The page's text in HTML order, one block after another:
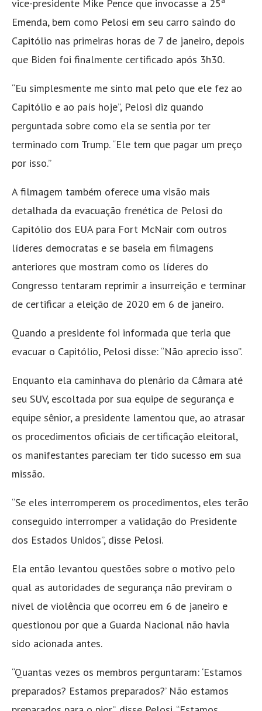
vice-presidente Mike Pence que invocasse a 25ª
Emenda, bem como Pelosi em seu carro saindo do
Capitólio nas primeiras horas de 7 de janeiro, depois
que Biden foi finalmente certificado após 3h30.
“Eu simplesmente me sinto mal pelo que ele fez ao
Capitólio e ao país hoje”, Pelosi diz quando
perguntada sobre como ela se sentia por ter
terminado com Trump. “Ele tem que pagar um preço
por isso.”
A filmagem também oferece uma visão mais
detalhada da evacuação frenética de Pelosi do
Capitólio dos EUA para Fort McNair com outros
líderes democratas e se baseia em filmagens
anteriores que mostram como os líderes do
Congresso tentaram reprimir a insurreição e terminar
de certificar a eleição de 2020 em 6 de janeiro.
Quando a presidente foi informada que teria que
evacuar o Capitólio, Pelosi disse: “Não aprecio isso”.
Enquanto ela caminhava do plenário da Câmara até
seu SUV, escoltada por sua equipe de segurança e
equipe sênior, a presidente lamentou que, ao atrasar
os procedimentos oficiais de certificação eleitoral,
os manifestantes pareciam ter tido sucesso em sua
missão.
“Se eles interromperem os procedimentos, eles terão
conseguido interromper a validação do Presidente
dos Estados Unidos”, disse Pelosi.
Ela então levantou questões sobre o motivo pelo
qual as autoridades de segurança não previram o
nível de violência que ocorreu em 6 de janeiro e
questionou por que a Guarda Nacional não havia
sido acionada antes.
“Quantas vezes os membros perguntaram: ‘Estamos
preparados? Estamos preparados?’ Não estamos